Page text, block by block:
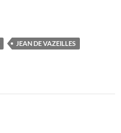
JEAN DE VAZEILLES